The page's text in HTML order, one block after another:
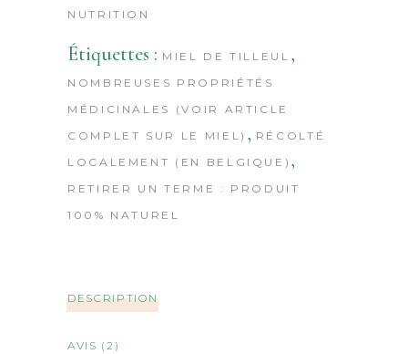
NUTRITION
Étiquettes : MIEL DE TILLEUL ,
NOMBREUSES PROPRIÉTÉS
MÉDICINALES (VOIR ARTICLE
COMPLET SUR LE MIEL) , RÉCOLTÉ
LOCALEMENT (EN BELGIQUE) ,
RETIRER UN TERME : PRODUIT
100% NATUREL
DESCRIPTION
AVIS (2)